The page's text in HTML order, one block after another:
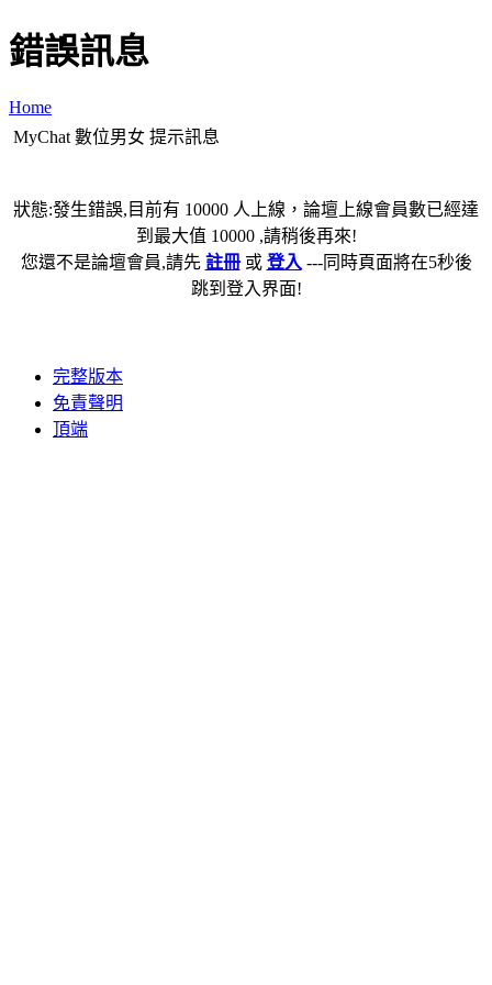
錯誤訊息
Home
MyChat 數位男女 提示訊息
狀態:發生錯誤,目前有 10000 人上線，論壇上線會員數已經達
到最大值 10000 ,請稍後再來!
您還不是論壇會員,請先 註冊或 登入 ---同時頁面將在5秒後
跳到登入界面!
完整版本
免責聲明
頂端